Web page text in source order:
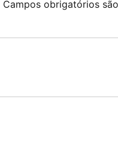
Campos obrigatórios